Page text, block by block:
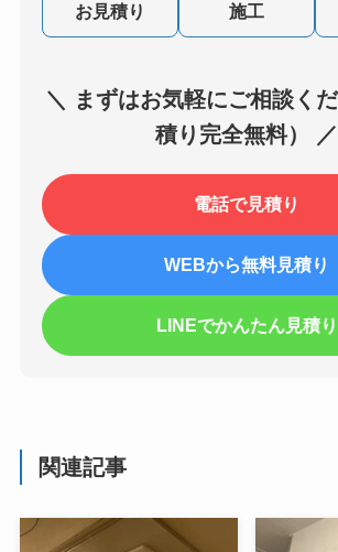
お見積り 施工
＼ まずはお気軽にご相談く
積り完全無料） ／
電話で見積り
WEBから無料見積り
LINEでかんたん見積り
関連記事